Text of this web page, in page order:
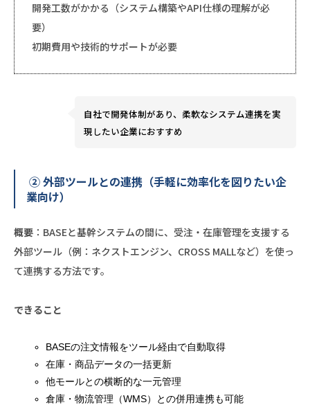
開発工数がかかる（システム構築やAPI仕様の理解が必
要）
初期費用や技術的サポートが必要
自社で開発体制があり、柔軟なシステム連携を実
現したい企業におすすめ
② 外部ツールとの連携（手軽に効率化を図りたい企
業向け）
概要 ：BASEと基幹システムの間に、受注・在庫管理を支援する
外部ツール（例：ネクストエンジン、CROSS MALLなど）を使っ
て連携する方法です。
できること
BASEの注文情報をツール経由で自動取得
在庫・商品データの一括更新
他モールとの横断的な一元管理
倉庫・物流管理（WMS）との併用連携も可能